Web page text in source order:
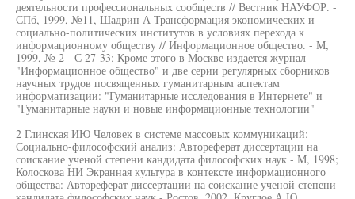
деятельности профессиональных сообществ // Вестник НАУФОР. -
СПб, 1999, №11, Шадрин А Трансформация экономических и
социально-политических институтов в условиях перехода к
информационному обществу // Информационное общество. - М,
1999, № 2 - С 27-33; Кроме этого в Москве издается журнал
"Информационное общество" и две серии регулярных сборников
научных трудов посвященных гуманитарным аспектам
информатизации: "Гуманитарные исследования в Интернете" и
"Гуманитарные науки и новые информационные технологии"
2 Глинская ИЮ Человек в системе массовых коммуникаций:
Социально-философский анализ: Автореферат диссертации на
соискание ученой степени кандидата философских наук - М, 1998;
Колоскова НИ Экранная культура в контексте информационного
общества: Автореферат диссертации на соискание ученой степени